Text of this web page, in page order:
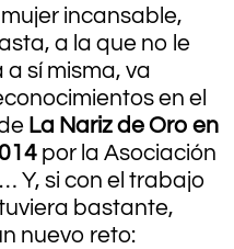
mujer incansable,
a la que no le
sí misma, va
en el
La Nariz de Oro en
por la Asociación
Y, si con el trabajo
bastante,
nuevo reto: